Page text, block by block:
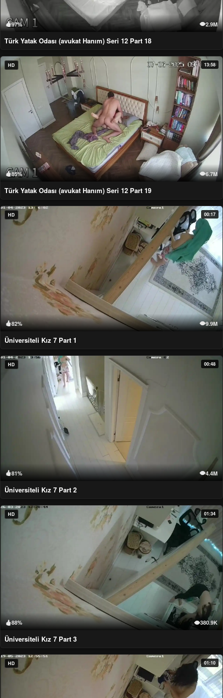
97% 2.9M
Türk Yatak Odası (avukat Hanım) Seri 12 Part 18
HD 13:58
85% 6.7M
Türk Yatak Odası (avukat Hanım) Seri 12 Part 19
HD 00:17
82% 9.9M
Üniversiteli Kız 7 Part 1
HD 00:48
81% 4.4M
Üniversiteli Kız 7 Part 2
HD 01:34
88% 380.9K
Üniversiteli Kız 7 Part 3
HD 01:10